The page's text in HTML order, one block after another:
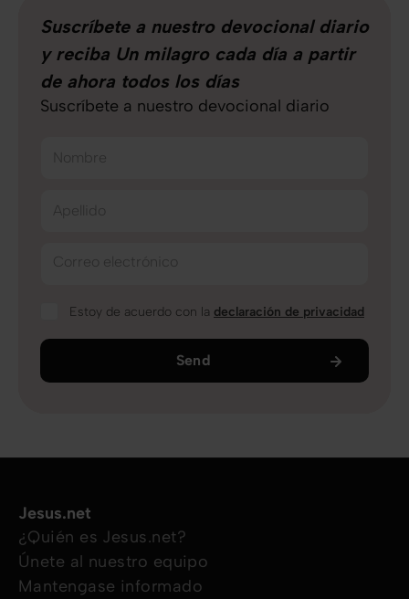
Suscríbete a nuestro devocional diario
y reciba Un milagro cada día a partir
de ahora todos los días
Suscríbete a nuestro devocional diario
Nombre
Apellido
Correo electrónico
Estoy de acuerdo con la declaración de privacidad
Send
Jesus.net
¿Quién es Jesus.net?
Únete al nuestro equipo
Mantengase informado